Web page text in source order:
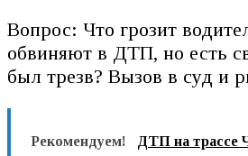
Вопрос: Что грозит
обвиняют в ДТП, но есть
был трезв? Вызов в суд и
Рекомендуем!
ДТП на трассе